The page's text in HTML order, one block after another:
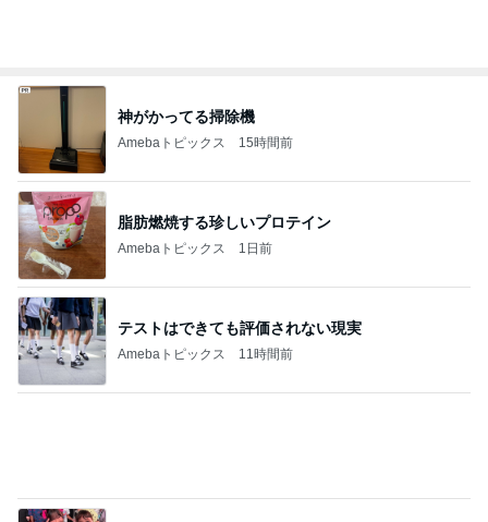
神がかってる掃除機
Amebaトピックス 15時間前
脂肪燃焼する珍しいプロテイン
Amebaトピックス 1日前
テストはできても評価されない現実
Amebaトピックス 11時間前